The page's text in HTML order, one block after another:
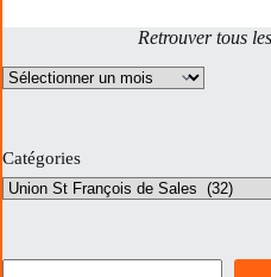
Retrouver tous
Archives
Catégories